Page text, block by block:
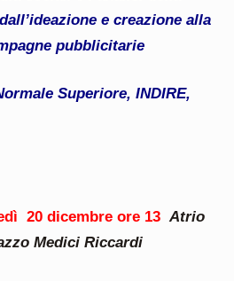
e creazione alla
pubblicitarie
Superiore, INDIRE,
20 dicembre ore 13 Atrio
Medici Riccardi